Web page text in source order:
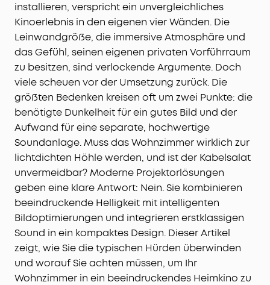
installieren, verspricht ein unvergleichliches
Kinoerlebnis in den eigenen vier Wänden. Die
Leinwandgröße, die immersive Atmosphäre und
das Gefühl, seinen eigenen privaten Vorführraum
zu besitzen, sind verlockende Argumente. Doch
viele scheuen vor der Umsetzung zurück. Die
größten Bedenken kreisen oft um zwei Punkte: die
benötigte Dunkelheit für ein gutes Bild und der
Aufwand für eine separate, hochwertige
Soundanlage. Muss das Wohnzimmer wirklich zur
lichtdichten Höhle werden, und ist der Kabelsalat
unvermeidbar? Moderne Projektorlösungen
geben eine klare Antwort: Nein. Sie kombinieren
beeindruckende Helligkeit mit intelligenten
Bildoptimierungen und integrieren erstklassigen
Sound in ein kompaktes Design. Dieser Artikel
zeigt, wie Sie die typischen Hürden überwinden
und worauf Sie achten müssen, um Ihr
Wohnzimmer in ein beeindruckendes Heimkino zu